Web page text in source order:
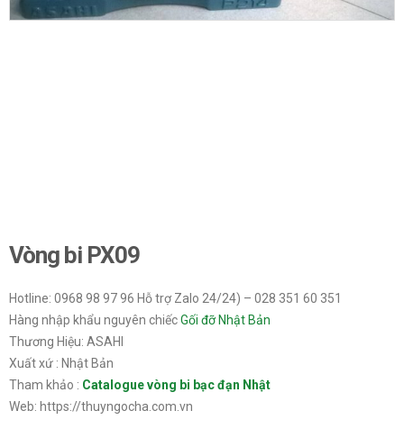
Vòng bi PX09
Hotline: 0968 98 97 96 Hỗ trợ Zalo 24/24) – 028 351 60 351
Hàng nhập khẩu nguyên chiếcGối đỡ Nhật Bản
Thương Hiệu: ASAHI
Xuất xứ : Nhật Bản
Tham khảo : Catalogue vòng bi bạc đạn Nhật
Web: https://thuyngocha.com.vn